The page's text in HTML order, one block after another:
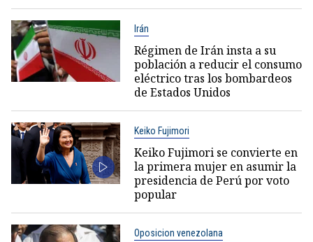
Irán
Régimen de Irán insta a su
población a reducir el consumo
eléctrico tras los bombardeos
de Estados Unidos
Keiko Fujimori
Keiko Fujimori se convierte en
la primera mujer en asumir la
presidencia de Perú por voto
popular
Oposicion venezolana